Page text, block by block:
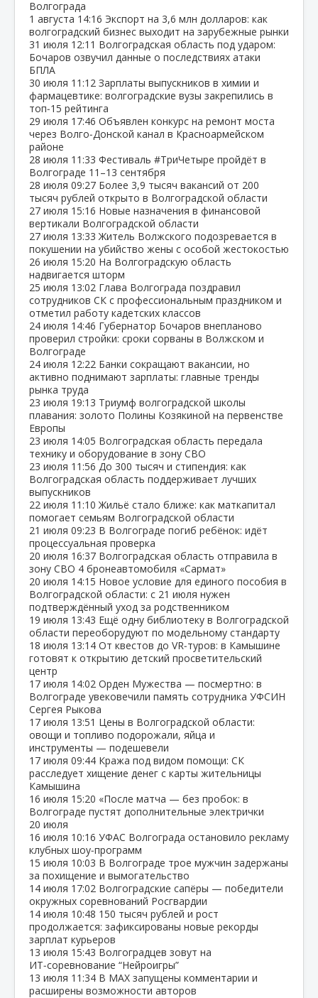
Волгограда
1 августа 14:16 Экспорт на 3,6 млн долларов: как
волгоградский бизнес выходит на зарубежные рынки
31 июля 12:11 Волгоградская область под ударом:
Бочаров озвучил данные о последствиях атаки
БПЛА
30 июля 11:12 Зарплаты выпускников в химии и
фармацевтике: волгоградские вузы закрепились в
топ‑15 рейтинга
29 июля 17:46 Объявлен конкурс на ремонт моста
через Волго‑Донской канал в Красноармейском
районе
28 июля 11:33 Фестиваль #ТриЧетыре пройдёт в
Волгограде 11–13 сентября
28 июля 09:27 Более 3,9 тысяч вакансий от 200
тысяч рублей открыто в Волгоградской области
27 июля 15:16 Новые назначения в финансовой
вертикали Волгоградской области
27 июля 13:33 Житель Волжского подозревается в
покушении на убийство жены с особой жестокостью
26 июля 15:20 На Волгоградскую область
надвигается шторм
25 июля 13:02 Глава Волгограда поздравил
сотрудников СК с профессиональным праздником и
отметил работу кадетских классов
24 июля 14:46 Губернатор Бочаров внепланово
проверил стройки: сроки сорваны в Волжском и
Волгограде
24 июля 12:22 Банки сокращают вакансии, но
активно поднимают зарплаты: главные тренды
рынка труда
23 июля 19:13 Триумф волгоградской школы
плавания: золото Полины Козякиной на первенстве
Европы
23 июля 14:05 Волгоградская область передала
технику и оборудование в зону СВО
23 июля 11:56 До 300 тысяч и стипендия: как
Волгоградская область поддерживает лучших
выпускников
22 июля 11:10 Жильё стало ближе: как маткапитал
помогает семьям Волгоградской области
21 июля 09:23 В Волгограде погиб ребёнок: идёт
процессуальная проверка
20 июля 16:37 Волгоградская область отправила в
зону СВО 4 бронеавтомобиля «Сармат»
20 июля 14:15 Новое условие для единого пособия в
Волгоградской области: с 21 июля нужен
подтверждённый уход за родственником
19 июля 13:43 Ещё одну библиотеку в Волгоградской
области переоборудуют по модельному стандарту
18 июля 13:14 От квестов до VR‑туров: в Камышине
готовят к открытию детский просветительский
центр
17 июля 14:02 Орден Мужества — посмертно: в
Волгограде увековечили память сотрудника УФСИН
Сергея Рыкова
17 июля 13:51 Цены в Волгоградской области:
овощи и топливо подорожали, яйца и
инструменты — подешевели
17 июля 09:44 Кража под видом помощи: СК
расследует хищение денег с карты жительницы
Камышина
16 июля 15:20 «После матча — без пробок: в
Волгограде пустят дополнительные электрички
20 июля
16 июля 10:16 УФАС Волгограда остановило рекламу
клубных шоу‑программ
15 июля 10:03 В Волгограде трое мужчин задержаны
за похищение и вымогательство
14 июля 17:02 Волгоградские сапёры — победители
окружных соревнований Росгвардии
14 июля 10:48 150 тысяч рублей и рост
продолжается: зафиксированы новые рекорды
зарплат курьеров
13 июля 15:43 Волгоградцев зовут на
ИТ‑соревнование “Нейроигры”
13 июля 11:34 В МАХ запущены комментарии и
расширены возможности авторов